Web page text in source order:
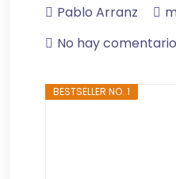
Pablo Arranz
No hay
BESTSELLER NO. 1